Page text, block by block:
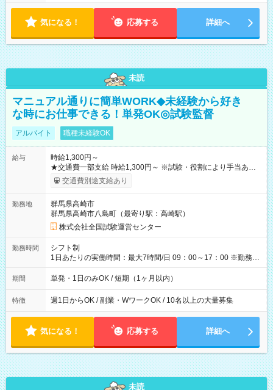
気になる！ 応募する 詳細へ
未読
マニュアル通りに簡単WORK◆未経験から好き
な時にお仕事できる！単発OK◎試験監督
アルバイト 職種未経験OK
給与
時給1,300円～
★交通費一部支給 時給1,300円～ ※試験・役割により手当あり
※勤務回数により昇給あり 【即給（前払い）オプションあ
り！】 希望される場合、勤務から1週間ほどで給与の一部を受け
例】 ・河合塾模擬試験 8:30～17:30（休憩1時間） 時給1,300円
×8時間＝日収10,400円＋交通費 ※当日の役割により時給＋100
円の場合あり ・国家試験 7:00～13:30（休憩なし） 時給1,300
円（役割手当＋100円）×6時間＝日収8,400円＋交通費 【試用期
間】試用期間なし
交通費別途支給あり
勤務地
群馬県高崎市
群馬県高崎市八島町（最寄り駅：高崎駅）
株式会社全国試験運営センター
勤務時間
シフト制
1日あたりの実働時間：最大7時間/日 09：00～17：00 ※勤務時
間は 試験により異なります。
期間 単発・1日のみOK / 短期（1ヶ月以内）
特徴 週1日からOK / 副業・WワークOK / 10名以上の大量募集
気になる！ 応募する 詳細へ
未読